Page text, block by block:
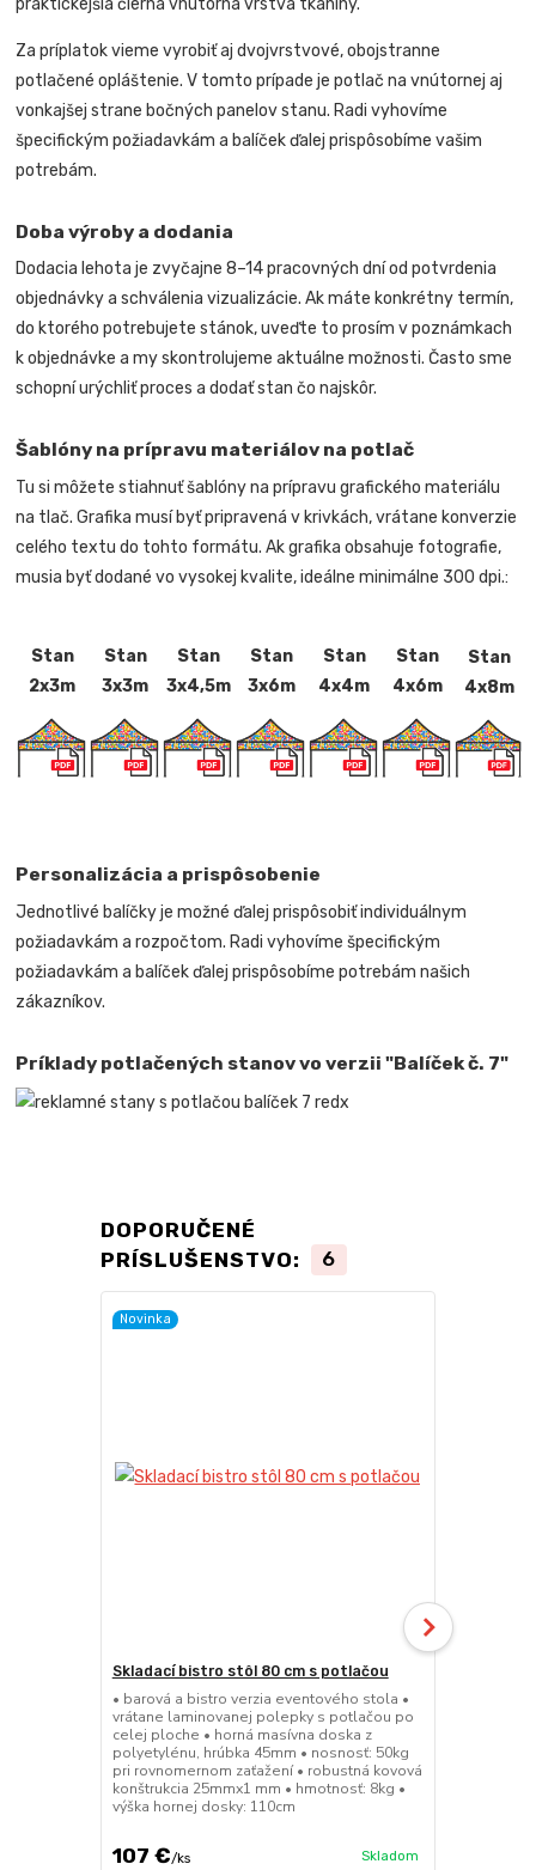
Za príplatok vieme vyrobiť aj dvojvrstvové, obojstranne
potlačené opláštenie. V tomto prípade je potlač na vnútornej aj
vonkajšej strane bočných panelov stanu. Radi vyhovíme
špecifickým požiadavkám a balíček ďalej prispôsobíme vašim
potrebám.
Doba výroby a dodania
Dodacia lehota je zvyčajne 8–14 pracovných dní od potvrdenia
objednávky a schválenia vizualizácie. Ak máte konkrétny termín,
do ktorého potrebujete stánok, uveďte to prosím v poznámkach
k objednávke a my skontrolujeme aktuálne možnosti. Často sme
schopní urýchliť proces a dodať stan čo najskôr.
Šablóny na prípravu materiálov na potlač
Tu si môžete stiahnuť šablóny na prípravu grafického materiálu
na tlač. Grafika musí byť pripravená v krivkách, vrátane konverzie
celého textu do tohto formátu. Ak grafika obsahuje fotografie,
musia byť dodané vo vysokej kvalite, ideálne minimálne 300 dpi.:
Stan
2x3m
Stan
3x3m
Stan
3x4,5m
Stan
3x6m
Stan
4x4m
Stan
4x6m
Stan
4x8m
Personalizácia a prispôsobenie
Jednotlivé balíčky je možné ďalej prispôsobiť individuálnym
požiadavkám a rozpočtom. Radi vyhovíme špecifickým
požiadavkám a balíček ďalej prispôsobíme potrebám našich
zákazníkov.
Príklady potlačených stanov vo verzii "Balíček č. 7"
DOPORUČENÉ
PRÍSLUŠENSTVO:
6
Novinka
Skladací bistro stôl 80 cm s potlačou
• barová a bistro verzia eventového stola •
vrátane laminovanej polepky s potlačou po
celej ploche • horná masívna doska z
polyetylénu, hrúbka 45mm • nosnosť: 50kg
pri rovnomernom zaťažení • robustná kovová
konštrukcia 25mmx1 mm • hmotnosť: 8kg •
výška hornej dosky: 110cm
107 €/ks Skladom